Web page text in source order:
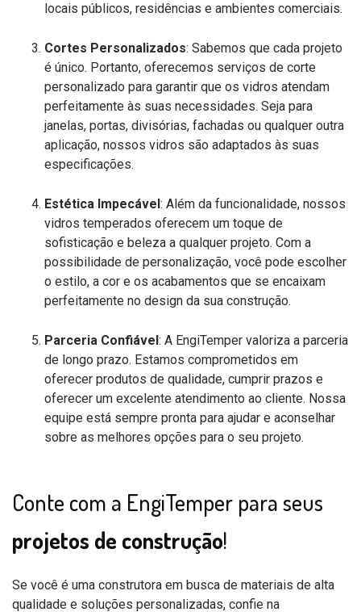
locais públicos, residências e ambientes comerciais.
Cortes Personalizados: Sabemos que cada projeto
é único. Portanto, oferecemos serviços de corte
personalizado para garantir que os vidros atendam
perfeitamente às suas necessidades. Seja para
janelas, portas, divisórias, fachadas ou qualquer outra
aplicação, nossos vidros são adaptados às suas
especificações.
Estética Impecável: Além da funcionalidade, nossos
vidros temperados oferecem um toque de
sofisticação e beleza a qualquer projeto. Com a
possibilidade de personalização, você pode escolher
o estilo, a cor e os acabamentos que se encaixam
perfeitamente no design da sua construção.
Parceria Confiável: A EngiTemper valoriza a parceria
de longo prazo. Estamos comprometidos em
oferecer produtos de qualidade, cumprir prazos e
oferecer um excelente atendimento ao cliente. Nossa
equipe está sempre pronta para ajudar e aconselhar
sobre as melhores opções para o seu projeto.
Conte com a EngiTemper para seus
projetos de construção!
Se você é uma construtora em busca de materiais de alta
qualidade e soluções personalizadas, confie na